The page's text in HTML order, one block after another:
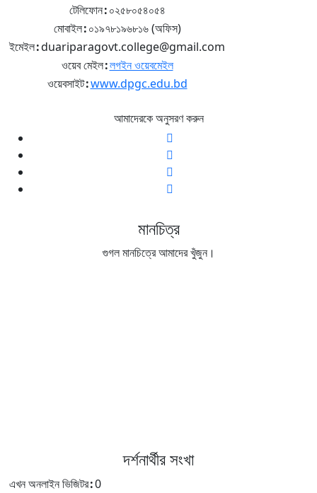
টেলিফোন:০২৫৮০৫৪০৫৪
মোবাইল:০১৯৭৮১৯৬৮১৬ (অফিস)
ইমেইল:duariparagovt.college@gmail.com
ওয়েব মেইল:লগইন ওয়েবমেইল
ওয়েবসাইট:www.dpgc.edu.bd
আমাদেরকে অনুসরণ করুন
মানচিত্র
গুগল মানচিত্রে আমাদের খুঁজুন।
দর্শনার্থীর সংখা
এখন অনলাইন ভিজিটর:0